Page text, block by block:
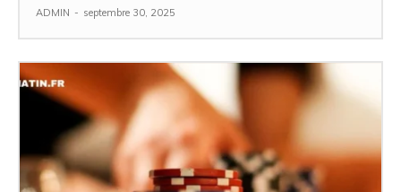
ADMIN - septembre 30, 2025